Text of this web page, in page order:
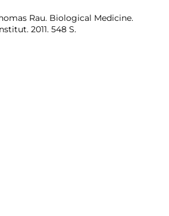
Rau. Biological Medicine.
2011. 548 S.